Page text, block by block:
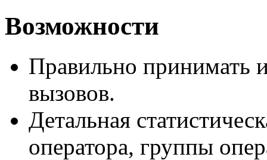
Возможности
Правильно принимать
вызовов.
Детальная
оператора, группы